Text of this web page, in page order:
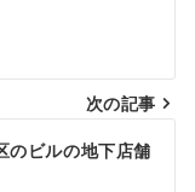
次の記事
ビルの地下店舗